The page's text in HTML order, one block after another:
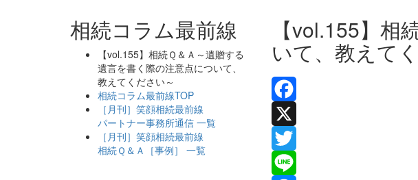
【vol.155】
いて、教えて
Facebook
X
Twitter
相続コラム最前線
【vol.155】相続Ｑ＆Ａ～遺贈する
遺言を書く際の注意点について、
教えてください～
相続コラム最前線TOP
［月刊］笑顔相続最前線
パートナー事務所通信 一覧
［月刊］笑顔相続最前線
相続Ｑ＆Ａ［事例］ 一覧